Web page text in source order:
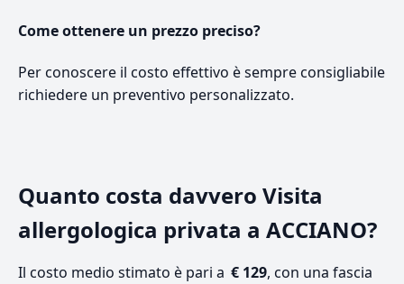
Come ottenere un prezzo preciso?
Per conoscere il costo effettivo è sempre consigliabile
richiedere un preventivo personalizzato.
Quanto costa davvero Visita
allergologica privata a ACCIANO?
Il costo medio stimato è pari a € 129, con una fascia